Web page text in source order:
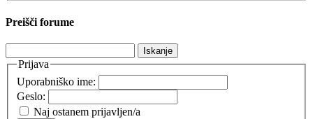
Preišči forume
Prijava
Uporabniško ime:
Geslo:
Naj ostanem prijavljen/a